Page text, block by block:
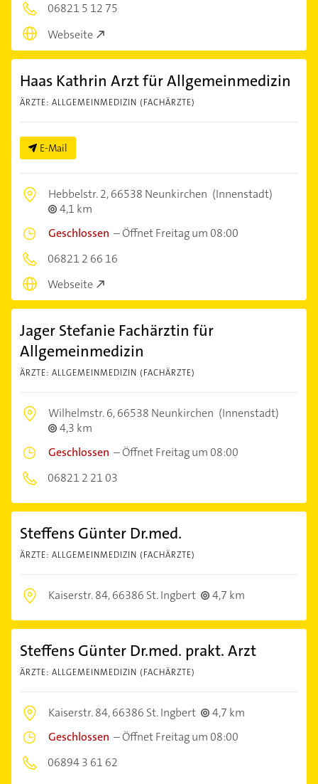
06821 5 12 75
Webseite
Haas Kathrin Arzt für Allgemeinmedizin
ÄRZTE: ALLGEMEINMEDIZIN (FACHÄRZTE)
E-Mail
Hebbelstr. 2,66538 Neunkirchen (Innenstadt)
4,1 km
Geschlossen –Öffnet Freitag um 08:00
06821 2 66 16
Webseite
Jager Stefanie Fachärztin für
Allgemeinmedizin
ÄRZTE: ALLGEMEINMEDIZIN (FACHÄRZTE)
Wilhelmstr. 6,66538 Neunkirchen (Innenstadt)
4,3 km
Geschlossen –Öffnet Freitag um 08:00
06821 2 21 03
Steffens Günter Dr.med.
ÄRZTE: ALLGEMEINMEDIZIN (FACHÄRZTE)
Kaiserstr. 84,66386 St. Ingbert 4,7 km
Steffens Günter Dr.med. prakt. Arzt
ÄRZTE: ALLGEMEINMEDIZIN (FACHÄRZTE)
Kaiserstr. 84,66386 St. Ingbert
4,7 km
Geschlossen –Öffnet Freitag um 08:00
06894 3 61 62